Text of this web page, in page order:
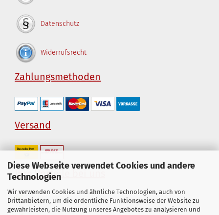
Diese Webseite verwendet Cookies und andere
Technologien
Wir verwenden Cookies und ähnliche Technologien, auch von
Drittanbietern, um die ordentliche Funktionsweise der Website zu
gewährleisten, die Nutzung unseres Angebotes zu analysieren und
Datenschutz
Widerrufsrecht
Zahlungsmethoden
Versand
Ihre Vorteile bei uns
Top Produkte